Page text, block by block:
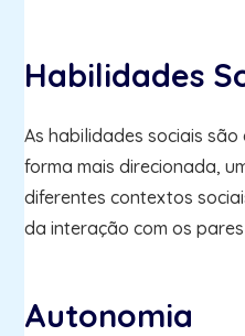
Habilidades
As habilidades sociais
forma mais direcionada,
diferentes contextos
da interação com os
Autonomia